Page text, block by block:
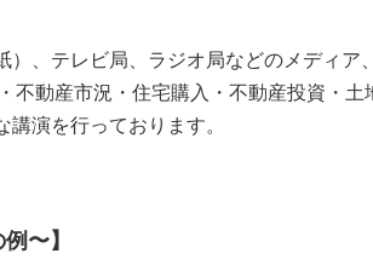
）、テレビ局、ラジオ局などのメディア
不動産市況・住宅購入・不動産投資・土
演を行っております。
〜】